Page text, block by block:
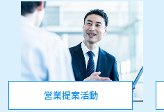
営業提案活動